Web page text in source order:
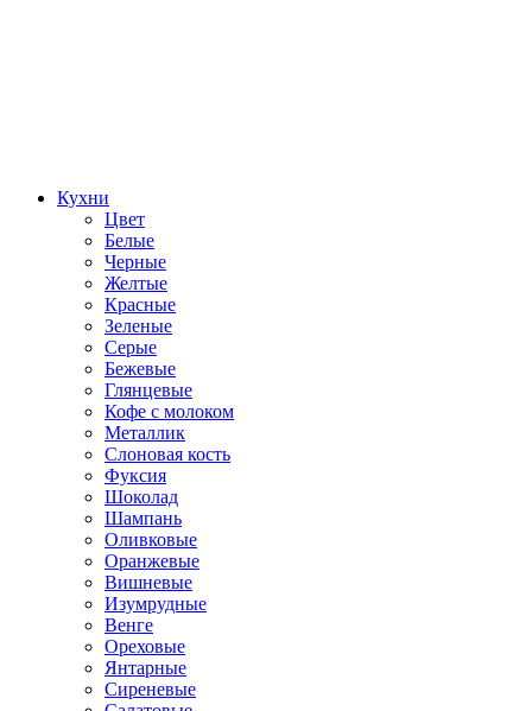
Кухни
Цвет
Белые
Черные
Желтые
Красные
Зеленые
Серые
Бежевые
Глянцевые
Кофе с молоком
Металлик
Слоновая кость
Фуксия
Шоколад
Шампань
Оливковые
Оранжевые
Вишневые
Изумрудные
Венге
Ореховые
Янтарные
Сиреневые